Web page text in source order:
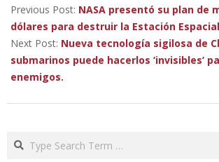
03-
30
Previous Post: NASA presentó su plan de
dólares para destruir la Estación
Next Post: Nueva tecnología sigilosa de
submarinos puede hacerlos ‘invisibles’
enemigos.
Search